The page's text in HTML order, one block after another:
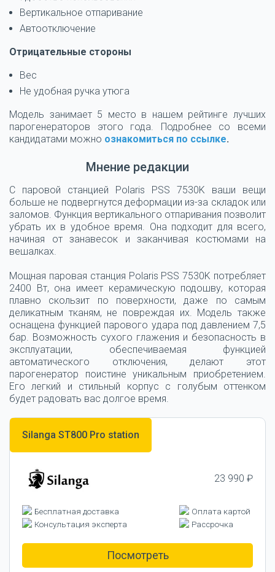
Вертикальное отпаривание
Автоотключение
Отрицательные стороны
Вес
Не удобная ручка утюга
Модель занимает 5 место в нашем рейтинге лучших
парогенераторов этого года. Подробнее со всеми
кандидатами можно ознакомиться по ссылке.
Мнение редакции
С паровой станцией Polaris PSS 7530K ваши вещи
больше не подвергнутся деформации из-за складок или
заломов. Функция вертикального отпаривания позволит
убрать их в удобное время. Она подходит для всего,
начиная от занавесок и заканчивая костюмами на
вешалках.
Мощная паровая станция Polaris PSS 7530K потребляет
2400 Вт, она имеет керамическую подошву, которая
плавно скользит по поверхности, даже по самым
деликатным тканям, не повреждая их. Модель также
оснащена функцией парового удара под давлением 7,5
бар. Возможность сухого глажения и безопасность в
эксплуатации, обеспечиваемая функцией
автоматического отключения, делают этот
парогенератор поистине уникальным приобретением.
Его легкий и стильный корпус с голубым оттенком
будет радовать вас долгое время.
Silanga ST800 Pro station
23 990 ₽
Бесплатная доставка
Оплата картой
Консультация эксперта
Рассрочка
Посмотреть